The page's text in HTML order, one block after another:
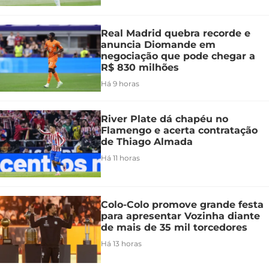
Real Madrid quebra recorde e
anuncia Diomande em
negociação que pode chegar a
R$ 830 milhões
Há 9 horas
River Plate dá chapéu no
Flamengo e acerta contratação
de Thiago Almada
Há 11 horas
Colo-Colo promove grande festa
para apresentar Vozinha diante
de mais de 35 mil torcedores
Há 13 horas